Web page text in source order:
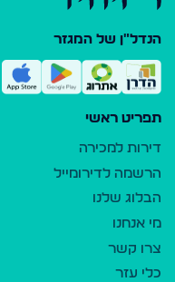
הנדל"ן של המגזר
תפריט ראשי
דירות למכירה
הרשמה לדירומייל
הבלוג שלנו
מי אנחנו
צרו קשר
כלי עזר